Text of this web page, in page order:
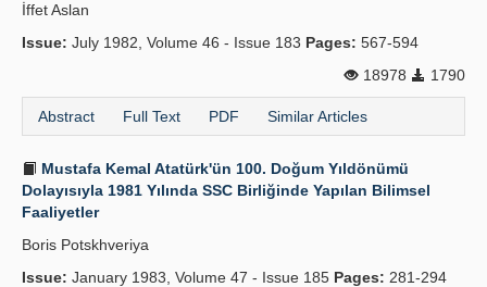
İffet Aslan
Issue: July 1982, Volume 46 - Issue 183 Pages: 567-594
18978
1790
Abstract Full Text PDF Similar Articles
Mustafa Kemal Atatürk'ün 100. Doğum Yıldönümü
Dolayısıyla 1981 Yılında SSC Birliğinde Yapılan Bilimsel
Faaliyetler
Boris Potskhveriya
Issue: January 1983, Volume 47 - Issue 185 Pages: 281-294